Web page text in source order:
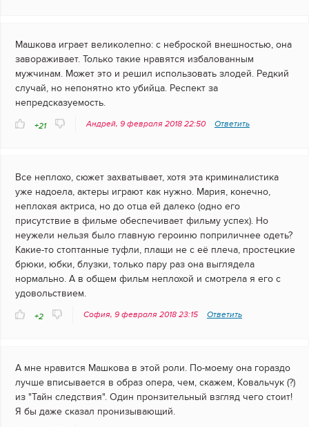
Машкова играет великолепно: с неброской внешностью, она
завораживает. Только такие нравятся избалованным
мужчинам. Может это и решил использовать злодей. Редкий
случай, но непонятно кто убийца. Респект за
непредсказуемость.
+21 Андрей, 9 февраля 2018 22:50 Ответить
Все неплохо, сюжет захватывает, хотя эта криминалистика
уже надоела, актеры играют как нужно. Мария, конечно,
неплохая актриса, но до отца ей далеко (одно его
присутствие в фильме обеспечивает фильму успех). Но
неужели нельзя было главную героиню поприличнее одеть?
Какие-то стоптанные туфли, плащи не с её плеча, простецкие
брюки, юбки, блузки, только пару раз она выглядела
нормально. А в общем фильм неплохой и смотрела я его с
удовольствием.
+2 София, 9 февраля 2018 23:15 Ответить
А мне нравится Машкова в этой роли. По-моему она гораздо
лучше вписывается в образ опера, чем, скажем, Ковальчук (?)
из "Тайн следствия". Один пронзительный взгляд чего стоит!
Я бы даже сказал пронизывающий.